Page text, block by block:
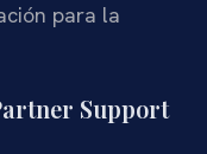
para la
Support